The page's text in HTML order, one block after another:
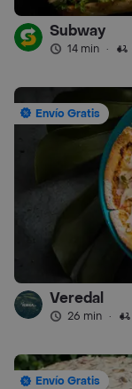
Subway
14 min ·
Envío Gratis
Veredal
26 min ·
Envío Gratis